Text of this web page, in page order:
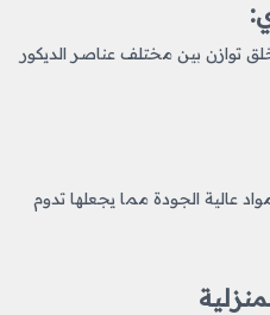
توازن بين مختلف عناصر الديكور
عالية الجودة مما يجعلها تدوم